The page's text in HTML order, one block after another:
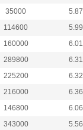
35000
114600
160000
289800
225200
216000
146800
343000